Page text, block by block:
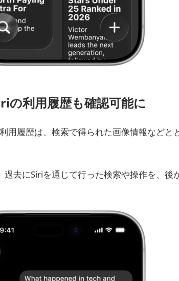
の利用履歴も確認可能に
用履歴は、検索で得られた画像情報など
過去にSiriを通じて行った検索や操作を、後